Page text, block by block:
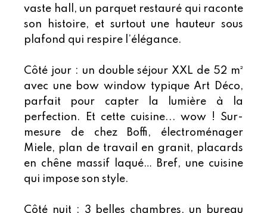
vaste hall, un parquet restauré qui raconte
son histoire, et surtout une hauteur sous
plafond qui respire l’élégance.
Côté jour : un double séjour XXL de 52 m²
avec une bow window typique Art Déco,
parfait pour capter la lumière à la
perfection. Et cette cuisine... wow ! Sur-
mesure de chez Boffi, électroménager
Miele, plan de travail en granit, placards
en chêne massif laqué… Bref, une cuisine
qui impose son style.
Côté nuit : 3 belles chambres, un bureau